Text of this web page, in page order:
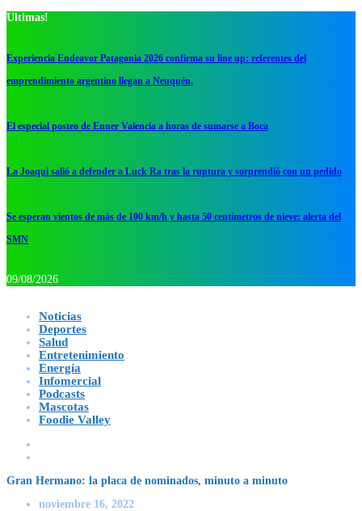
Ultimas!
Experiencia Endeavor Patagonia 2026 confirma su line up: referentes del
emprendimiento argentino llegan a Neuquén.
El especial posteo de Enner Valencia a horas de sumarse a Boca
La Joaqui salió a defender a Luck Ra tras la ruptura y sorprendió con un pedido
Se esperan vientos de más de 100 km/h y hasta 50 centímetros de nieve: alerta del
SMN
09/08/2026
Noticias
Deportes
Salud
Entretenimiento
Energía
Infomercial
Podcasts
Mascotas
Foodie Valley
Gran Hermano: la placa de nominados, minuto a minuto
noviembre 16, 2022